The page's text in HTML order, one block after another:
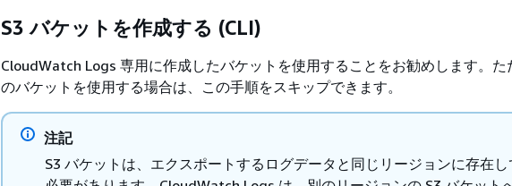
S3 バケットを作成する (CLI)
CloudWatch Logs 専用に作成したバケットを使用することをお勧めします。た
のバケットを使用する場合は、この手順をスキップできます。
注記
S3 バケットは、エクスポートするログデータと同じリージョンに存在し